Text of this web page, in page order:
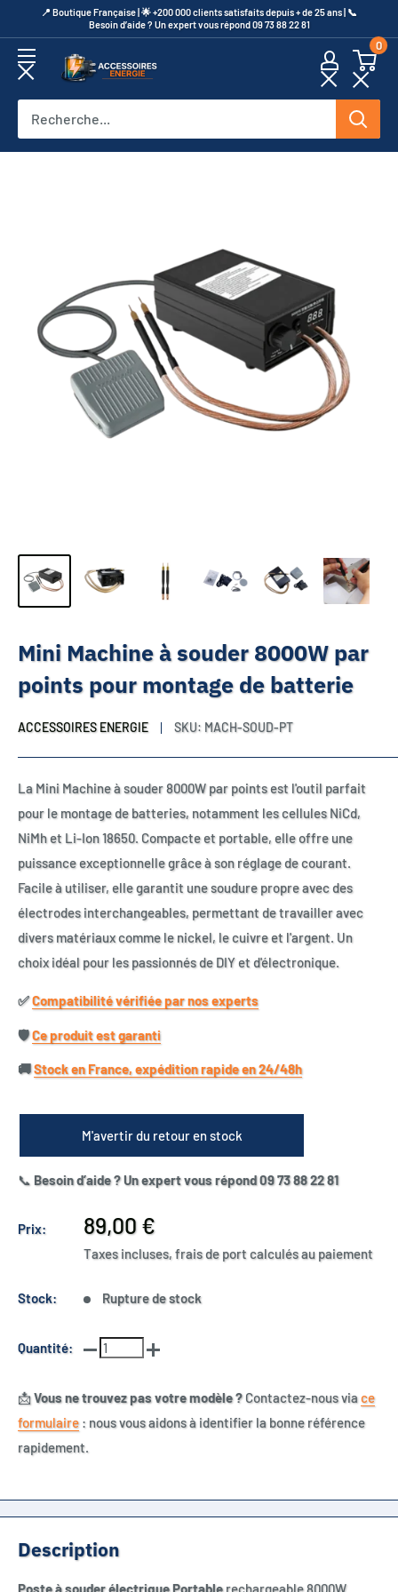
au
contenu
​📍​ Boutique Française | 🌟 +200 000 clients satisfaits depuis + de 25 ans | 📞​
Besoin d’aide ? Un expert vous répond 09 73 88 22 81
Accessoires
0
Mini Machine à souder 8000W par
points pour montage de batterie
ACCESSOIRES ENERGIE SKU: MACH-SOUD-PT
La Mini Machine à souder 8000W par points est l'outil parfait
pour le montage de batteries, notamment les cellules NiCd,
NiMh et Li-Ion 18650. Compacte et portable, elle offre une
puissance exceptionnelle grâce à son réglage de courant.
Facile à utiliser, elle garantit une soudure propre avec des
électrodes interchangeables, permettant de travailler avec
divers matériaux comme le nickel, le cuivre et l'argent. Un
choix idéal pour les passionnés de DIY et d'électronique.
✅​Compatibilité vérifiée par nos experts
🛡️​Ce produit est garanti
🚚​Stock en France, expédition rapide en 24/48h
M'avertir du retour en stock
📞 Besoin d’aide ? Un expert vous répond 09 73 88 22 81
Prix:
Prix
réduit
89,00 €
Taxes incluses, frais de port calculés au paiement
Stock: Rupture de stock
Quantité:
📩Vous ne trouvez pas votre modèle ?Contactez-nous viace
formulaire : nous vous aidons à identifier la bonne référence
rapidement.
Description